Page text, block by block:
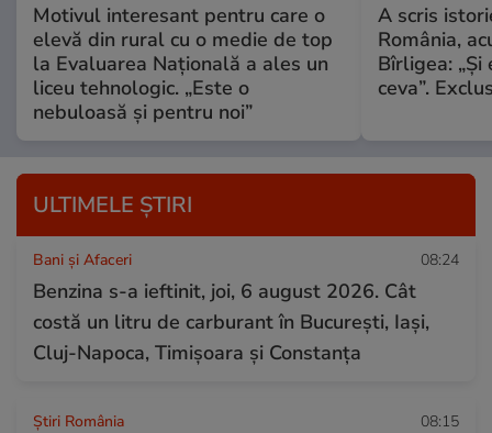
Motivul interesant pentru care o
elevă din rural cu o medie de top
la Evaluarea Națională a ales un
liceu tehnologic. „Este o
nebuloasă și pentru noi”
A scris
România,
Bîrligea:
ceva”.
ULTIMELE ȘTIRI
Bani și Afaceri 08:24
Benzina s-a ieftinit, joi, 6 august 2026. Cât
costă un litru de carburant în București, Iași,
Cluj-Napoca, Timișoara și Constanța
Știri România 08:15